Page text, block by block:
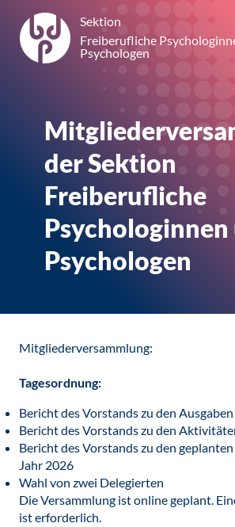
Sektion
Freiberufliche
Psychologen
der Sektion
Freiberufliche
Psychologinnen
Psychologen
Mitgliederversammlung:
Tagesordnung:
Bericht des Vorstands zu den
Bericht des Vorstands zu den
Bericht des Vorstands zu den
Jahr 2026
Wahl von zwei Delegierten
Die Versammlung ist online geplant.
ist erforderlich.